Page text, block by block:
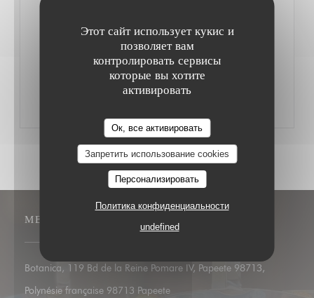
Этот сайт использует кукис и
позволяет вам
контролировать сервисы
которые вы хотите
активировать
Ок, все активировать
Запретить использование cookies
Персонализировать
Политика конфиденциальности
undefined
КАЖДЫЙ ДЕНЬ С 11H00 ДО 16H00
ЦЕНА : CFPF 4,900
МЕСТО
Botanica, 119 Bd de la Reine Pomare IV, Papeete 98713,
Polynésie française 98713 Papeete((открывается в новом окне))